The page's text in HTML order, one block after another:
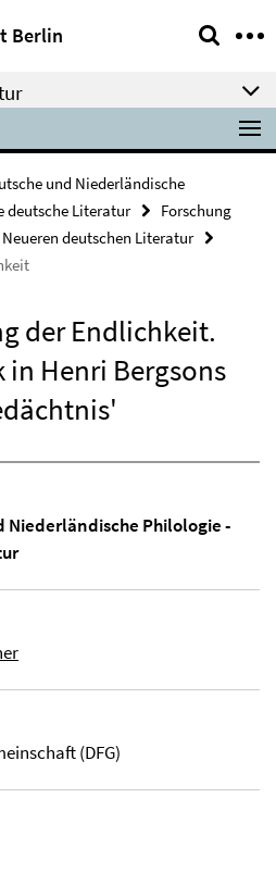
Berlin
und Niederländische
deutsche Literatur
Forschung
deutschen Literatur
der Endlichkeit.
in Henri Bergsons
Niederländische Philologie -
(DFG)